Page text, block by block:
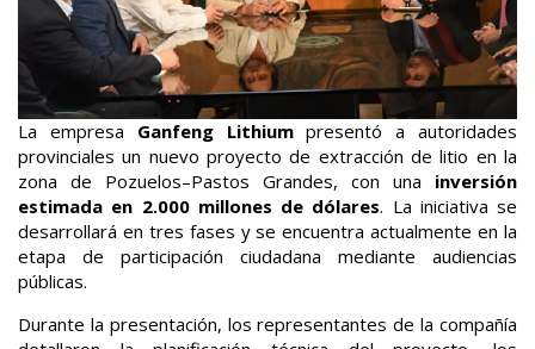
La empresa Ganfeng Lithiumpresentó a autoridades
provinciales un nuevo proyecto de extracción de litio en la
zona de Pozuelos–Pastos Grandes, con una inversión
estimada en 2.000 millones de dólares. La iniciativa se
desarrollará en tres fases y se encuentra actualmente en la
etapa de participación ciudadana mediante audiencias
públicas.
Durante la presentación, los representantes de la compañía